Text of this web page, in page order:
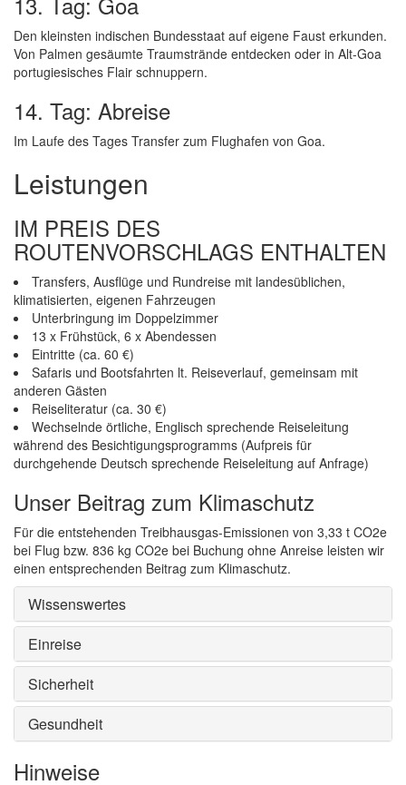
Den kleinsten indischen Bundesstaat auf eigene Faust erkunden.
Von Palmen gesäumte Traumstrände entdecken oder in Alt-Goa
portugiesisches Flair schnuppern.
14. Tag: Abreise
Im Laufe des Tages Transfer zum Flughafen von Goa.
Leistungen
IM PREIS DES
ROUTENVORSCHLAGS ENTHALTEN
Transfers, Ausflüge und Rundreise mit landesüblichen,
klimatisierten, eigenen Fahrzeugen
Unterbringung im Doppelzimmer
13 x Frühstück, 6 x Abendessen
Eintritte (ca. 60 €)
Safaris und Bootsfahrten lt. Reiseverlauf, gemeinsam mit
anderen Gästen
Reiseliteratur (ca. 30 €)
Wechselnde örtliche, Englisch sprechende Reiseleitung
während des Besichtigungsprogramms (Aufpreis für
durchgehende Deutsch sprechende Reiseleitung auf Anfrage)
Unser Beitrag zum Klimaschutz
Für die entstehenden Treibhausgas-Emissionen von 3,33 t CO2e
bei Flug bzw. 836 kg CO2e bei Buchung ohne Anreise leisten wir
einen entsprechenden Beitrag zum Klimaschutz.
Wissenswertes
Einreise
Sicherheit
Gesundheit
Hinweise